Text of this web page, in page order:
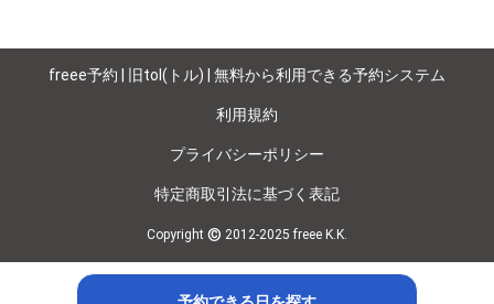
freee予約 | 旧tol(トル) | 無料から利用できる予約システム
利用規約
プライバシーポリシー
特定商取引法に基づく表記
Copyright © 2012-2025 freee K.K.